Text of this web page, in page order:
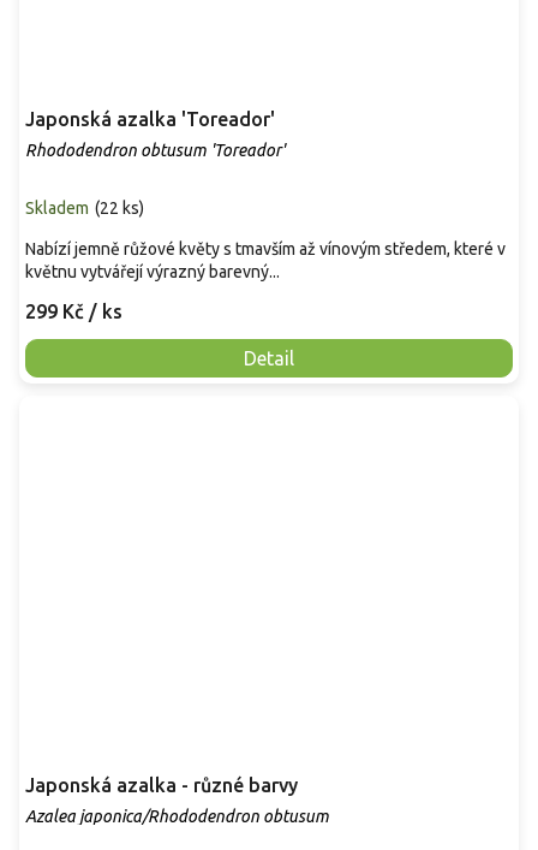
Japonská azalka 'Toreador'
Rhododendron obtusum 'Toreador'
Skladem (22 ks)
299 Kč / ks
Detail
Nabízí jemně růžové květy s tmavším až vínovým středem, které v
květnu vytvářejí výrazný barevný...
Japonská azalka - různé barvy
Azalea japonica/Rhododendron obtusum